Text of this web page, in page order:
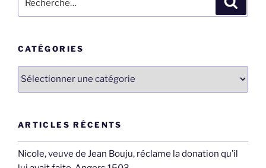
pour
CATÉGORIES
Catégories
ARTICLES RÉCENTS
Nicole, veuve de Jean Bouju, réclame la donation qu’il